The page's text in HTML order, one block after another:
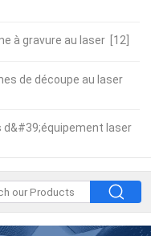
à gravure au laser [12]
de découpe au laser
d&#39;équipement laser